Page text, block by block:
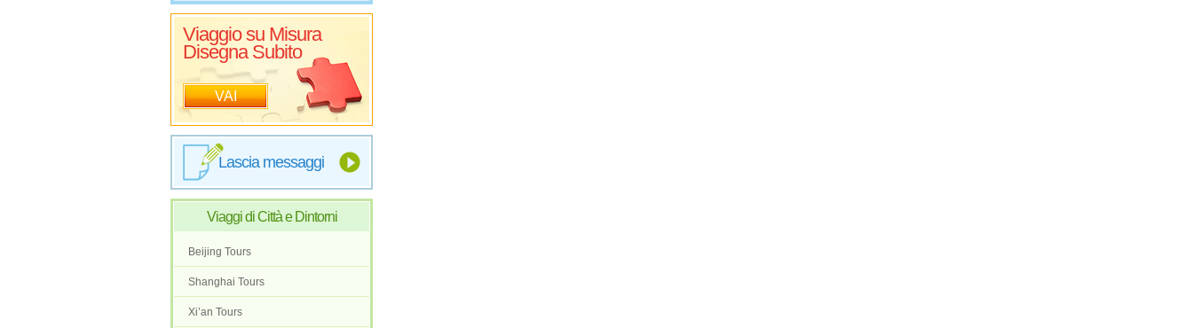
Viaggio su Misura
Disegna Subito
VAI
Lascia messaggi
Viaggi di Città e Dintorni
Beijing Tours
Shanghai Tours
Xi’an Tours